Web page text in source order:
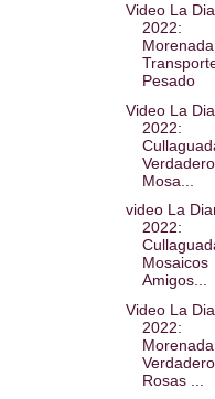
Video La
2022:
Pesado
Video La
2022:
Mosa...
video La
2022:
Mosaicos
Amigos...
Video La
2022:
Rosas ...